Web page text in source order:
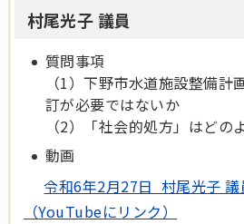
村尾光子 議員
質問事項
（1）下野市水道施設整備
訂が必要ではないか
（2）「社会的処方」はど
動画
令和6年2月27日 村尾光子
（YouTubeにリンク）